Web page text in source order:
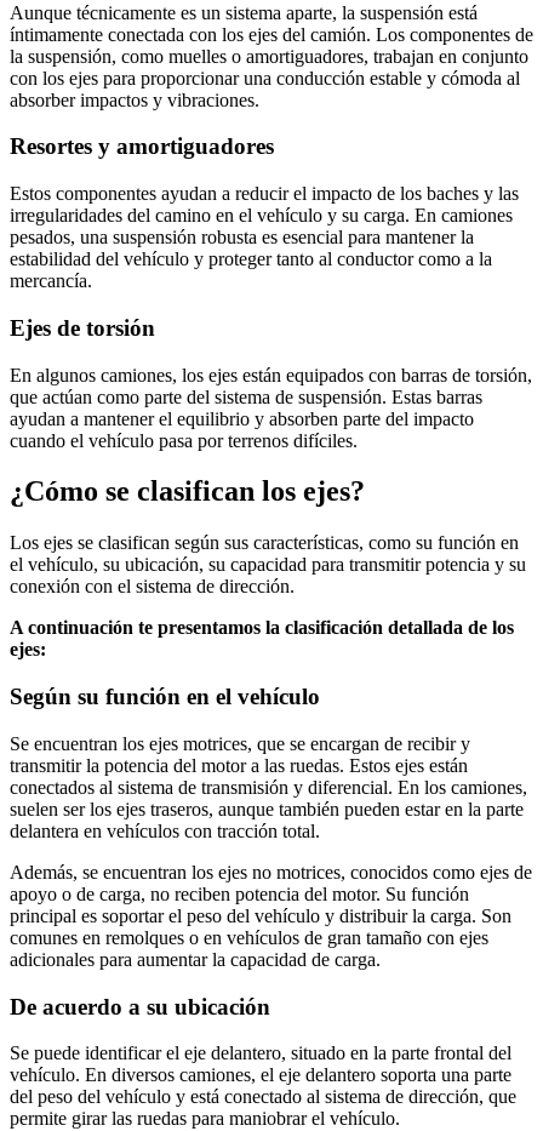
Aunque técnicamente es un sistema aparte, la suspensión está
íntimamente conectada con los ejes del camión. Los componentes de
la suspensión, como muelles o amortiguadores, trabajan en conjunto
con los ejes para proporcionar una conducción estable y cómoda al
absorber impactos y vibraciones.
Resortes y amortiguadores
Estos componentes ayudan a reducir el impacto de los baches y las
irregularidades del camino en el vehículo y su carga. En camiones
pesados, una suspensión robusta es esencial para mantener la
estabilidad del vehículo y proteger tanto al conductor como a la
mercancía.
Ejes de torsión
En algunos camiones, los ejes están equipados con barras de torsión,
que actúan como parte del sistema de suspensión. Estas barras
ayudan a mantener el equilibrio y absorben parte del impacto
cuando el vehículo pasa por terrenos difíciles.
¿Cómo se clasifican los ejes?
Los ejes se clasifican según sus características, como su función en
el vehículo, su ubicación, su capacidad para transmitir potencia y su
conexión con el sistema de dirección.
A continuación te presentamos la clasificación detallada de los
ejes:
Según su función en el vehículo
Se encuentran los ejes motrices, que se encargan de recibir y
transmitir la potencia del motor a las ruedas. Estos ejes están
conectados al sistema de transmisión y diferencial. En los camiones,
suelen ser los ejes traseros, aunque también pueden estar en la parte
delantera en vehículos con tracción total.
Además, se encuentran los ejes no motrices, conocidos como ejes de
apoyo o de carga, no reciben potencia del motor. Su función
principal es soportar el peso del vehículo y distribuir la carga. Son
comunes en remolques o en vehículos de gran tamaño con ejes
adicionales para aumentar la capacidad de carga.
De acuerdo a su ubicación
Se puede identificar el eje delantero, situado en la parte frontal del
vehículo. En diversos camiones, el eje delantero soporta una parte
del peso del vehículo y está conectado al sistema de dirección, que
permite girar las ruedas para maniobrar el vehículo.